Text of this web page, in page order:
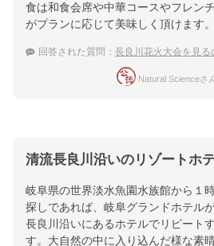
食は和食会席や中華コースやフレン
がプランに応じて美味しく頂けます。
回答された質問： 長良川花火大会を見るのに
Natural Scienceさ
清流長良川沿いのリゾートホ
岐阜県の世界淡水魚園水族館から１
探しであれば、岐阜グランドホテル
長良川沿いにあるホテルでリピート
す。大自然の中に入り込んだ様な素